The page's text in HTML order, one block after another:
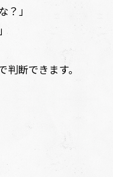
？」
断できます。